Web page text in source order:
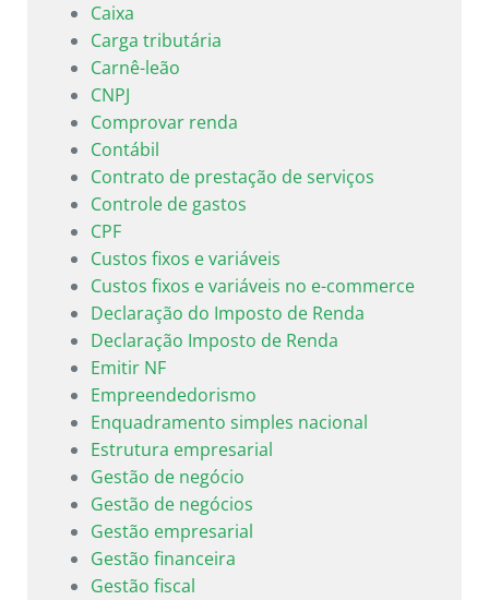
Caixa
Carga tributária
Carnê-leão
CNPJ
Comprovar renda
Contábil
Contrato de prestação de serviços
Controle de gastos
CPF
Custos fixos e variáveis
Custos fixos e variáveis no e-commerce
Declaração do Imposto de Renda
Declaração Imposto de Renda
Emitir NF
Empreendedorismo
Enquadramento simples nacional
Estrutura empresarial
Gestão de negócio
Gestão de negócios
Gestão empresarial
Gestão financeira
Gestão fiscal